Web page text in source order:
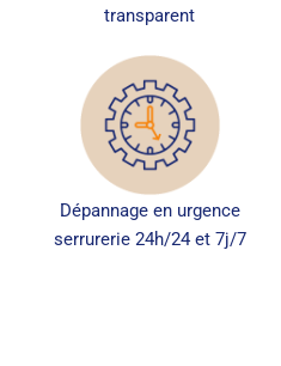
transparent
Dépannage en urgence
serrurerie 24h/24 et 7j/7